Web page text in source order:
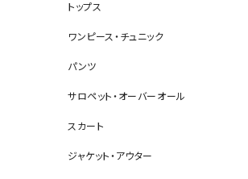
トップス
ワンピース・チュニック
パンツ
サロペット・オーバーオール
スカート
ジャケット・アウター